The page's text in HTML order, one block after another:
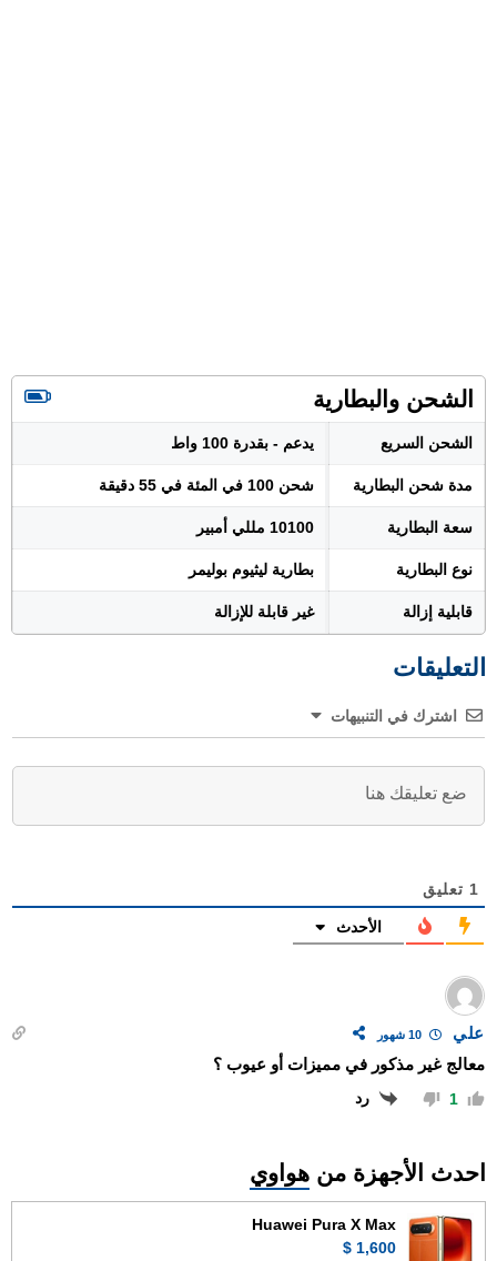
الشحن والبطارية
الشحن السريع يدعم - بقدرة 100 واط
مدة شحن البطارية شحن 100 في المئة في 55 دقيقة
سعة البطارية 10100 مللي أمبير
نوع البطارية بطارية ليثيوم بوليمر
قابلية إزالة غير قابلة للإزالة
التعليقات
اشترك في التنبيهات
1 تعليق
الأحدث
علي 10 شهور
معالج غير مذكور في مميزات أو عيوب ؟
1 رد
احدث الأجهزة من هواوي
Huawei Pura X Max
1,600 $